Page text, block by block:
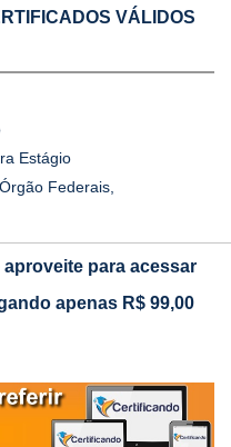
VÁLIDOS
Estágio
Federais,
aproveite para acessar
apenas R$ 99,00